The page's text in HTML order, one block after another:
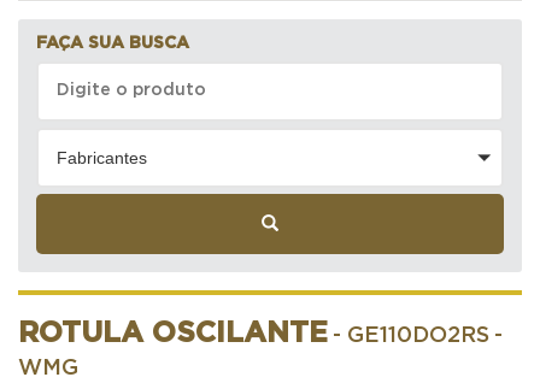
FAÇA SUA BUSCA
Fabricantes
ROTULA OSCILANTE - GE110DO2RS -
WMG